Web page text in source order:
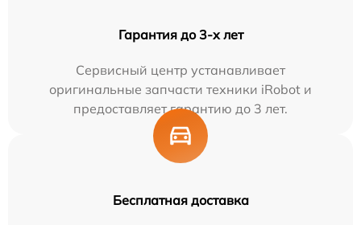
Гарантия до 3-х лет
Сервисный центр устанавливает
оригинальные запчасти техники iRobot и
предоставляет гарантию до 3 лет.
Бесплатная доставка